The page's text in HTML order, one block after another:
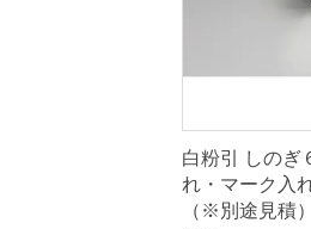
白粉引 しの
れ・マーク入
（※別途見積